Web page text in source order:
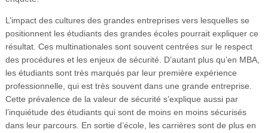
L’impact des cultures des grandes entreprises vers lesquelles se
positionnent les étudiants des grandes écoles pourrait expliquer ce
résultat. Ces multinationales sont souvent centrées sur le respect
des procédures et les enjeux de sécurité. D’autant plus qu’en MBA,
les étudiants sont très marqués par leur première expérience
professionnelle, qui est très souvent dans une grande entreprise.
Cette prévalence de la valeur de sécurité s’explique aussi par
l’inquiétude des étudiants qui sont de moins en moins sécurisés
dans leur parcours. En sortie d’école, les carrières sont de plus en